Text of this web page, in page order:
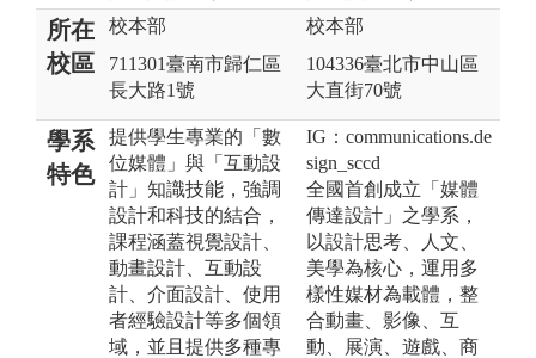
所在
校區
校本部
711301臺南市歸仁區
長大路1號
校本部
104336臺北市中山區
大直街70號
學系
特色
提供學生專業的「數
位媒體」與「互動設
計」知識技能，強調
設計和科技的結合，
課程涵蓋視覺設計、
動畫設計、互動設
計、介面設計、使用
者經驗設計等多個領
域，並且提供多種專
IG：communications.de
sign_sccd
全國首創成立「媒體
傳達設計」之學系，
以設計思考、人文、
美學為核心，運用多
樣性媒材為載體，整
合動畫、影像、互
動、展演、遊戲、商